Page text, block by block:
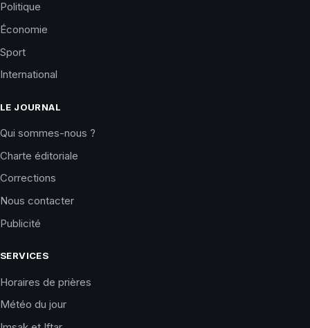
Politique
Économie
Sport
International
LE JOURNAL
Qui sommes-nous ?
Charte éditoriale
Corrections
Nous contacter
Publicité
SERVICES
Horaires de prières
Météo du jour